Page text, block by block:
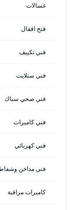
غسالات
فتح اقفال
فني تكييف
فني ستلايت
فني صحي سباك
فني كاميرات
فني كهربائي
فني مداخن
كاميرات مراقبة